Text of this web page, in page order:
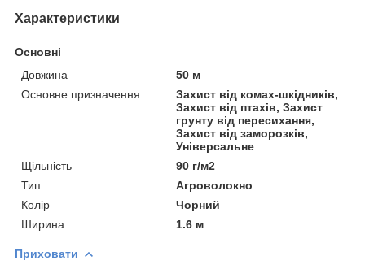
Характеристики
Основні
Довжина
50 м
Основне призначення
Захист від комах-шкідників,
Захист від птахів, Захист
грунту від пересихання,
Захист від заморозків,
Універсальне
Щільність
90 г/м2
Тип
Агроволокно
Колір
Чорний
Ширина
1.6 м
Приховати